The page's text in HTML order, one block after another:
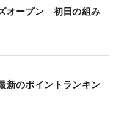
オープン 初日の組み
のポイントランキン